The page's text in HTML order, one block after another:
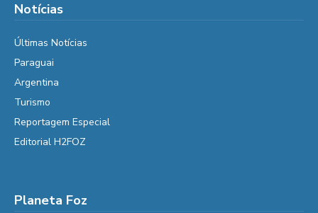
Notícias
Últimas Notícias
Paraguai
Argentina
Turismo
Reportagem Especial
Editorial H2FOZ
Planeta Foz